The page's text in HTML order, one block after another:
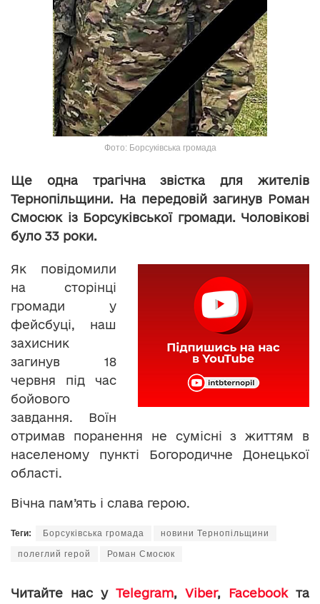
Фото: Борсуківська громада
Ще одна трагічна звістка для жителів
Тернопільщини. На передовій загинув Роман
Смосюк із Борсуківської громади. Чоловікові
було 33 роки.
Як повідомили
на сторінці
громади у
фейсбуці, наш
захисник
загинув 18
червня під час
бойового
завдання. Воїн
отримав поранення не сумісні з життям в
населеному пункті Богородичне Донецької
області.
Вічна пам’ять і слава герою.
Теги: Борсуківська громада новини Тернопільщини
полеглий герой Роман Смосюк
Читайте нас у Telegram, Viber, Facebookта